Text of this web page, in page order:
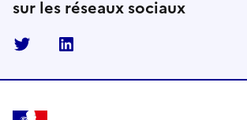
sur les réseaux sociaux
Twitter